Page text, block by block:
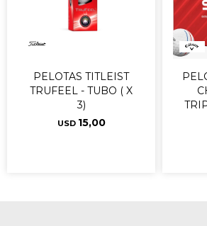
PELOTAS TITLEIST
TRUFEEL - TUBO ( X
3)
USD 15,00